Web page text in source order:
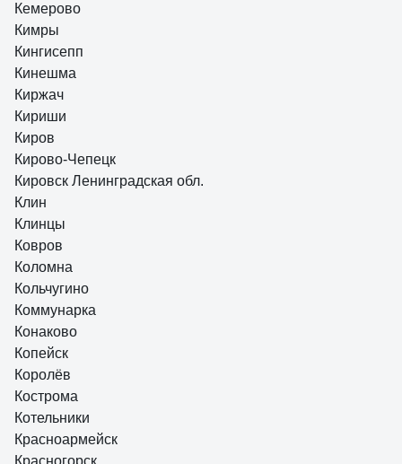
Кемерово
Кимры
Кингисепп
Кинешма
Киржач
Кириши
Киров
Кирово-Чепецк
Кировск Ленинградская обл.
Клин
Клинцы
Ковров
Коломна
Кольчугино
Коммунарка
Конаково
Копейск
Королёв
Кострома
Котельники
Красноармейск
Красногорск